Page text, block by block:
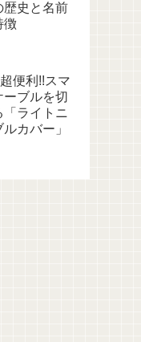
歴史と名前
徴
便利!!スマ
ーブルを切
「ライトニ
カバー」